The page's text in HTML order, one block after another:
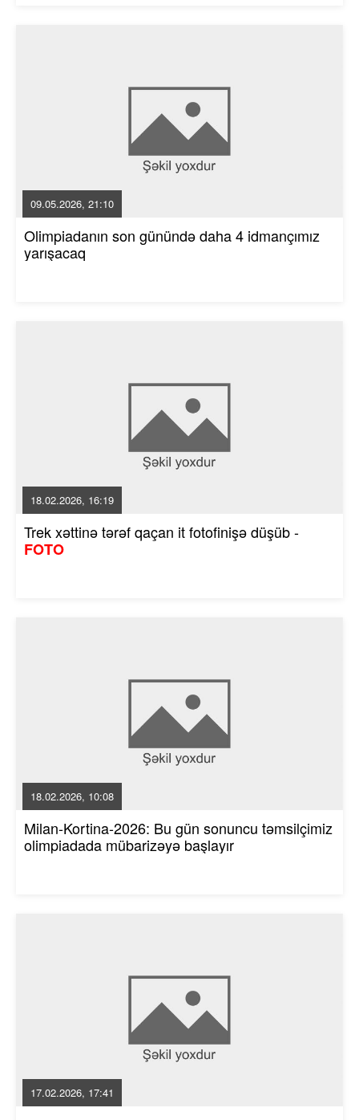
09.05.2026, 21:10
Olimpiadanın son günündə daha 4 idmançımız
yarışacaq
18.02.2026, 16:19
Trek xəttinə tərəf qaçan it fotofinişə düşüb -
FOTO
18.02.2026, 10:08
Milan-Kortina-2026: Bu gün sonuncu təmsilçimiz
olimpiadada mübarizəyə başlayır
17.02.2026, 17:41